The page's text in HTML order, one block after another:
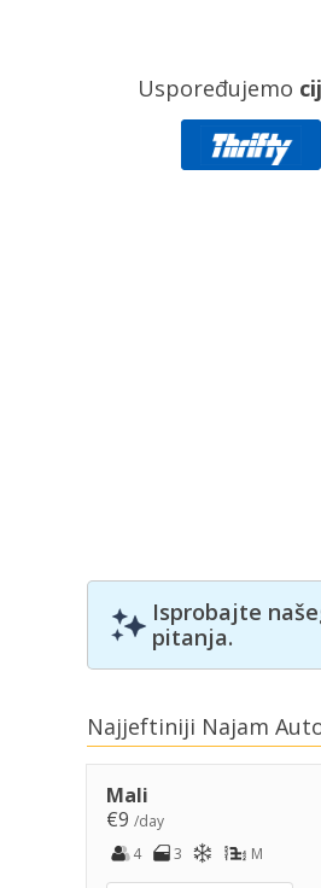
Uspoređujemo
Isprobajte
pitanja.
Najjeftiniji Najam
Mali
€9 /day
4
3 M